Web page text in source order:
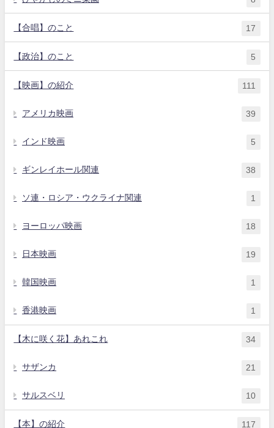
【合唱】のこと 17
【政治】のこと 5
【映画】の紹介 111
アメリカ映画 39
インド映画 5
ギンレイホール関連 38
ソ連・ロシア・ウクライナ関連 1
ヨーロッパ映画 18
日本映画 19
韓国映画 1
香港映画 1
【木に咲く花】あれこれ 34
サザンカ 21
サルスベリ 10
【本】の紹介 117